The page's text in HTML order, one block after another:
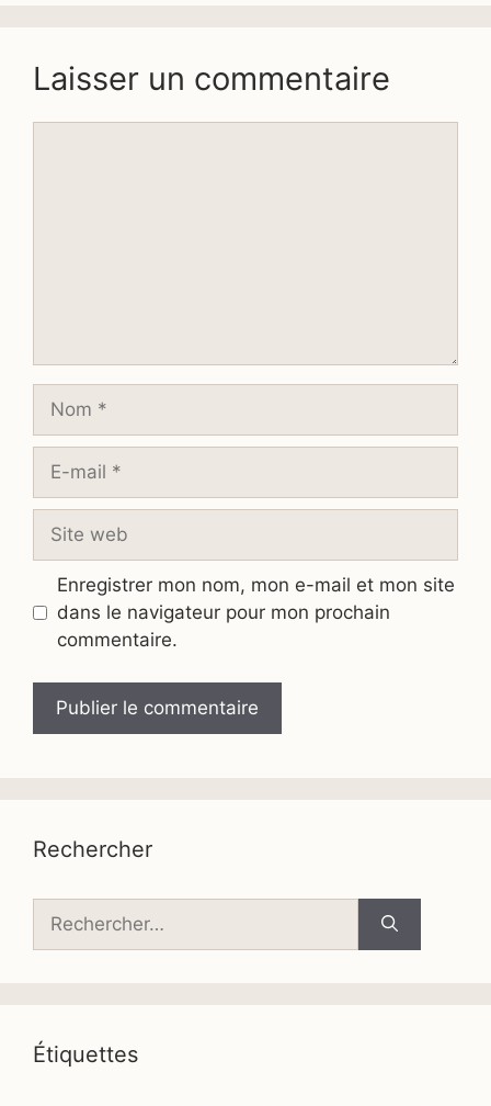
Laisser un commentaire
Nom
Site
Enregistrer mon nom, mon e-mail et mon site
dans le navigateur pour mon prochain
commentaire.
Rechercher
Étiquettes